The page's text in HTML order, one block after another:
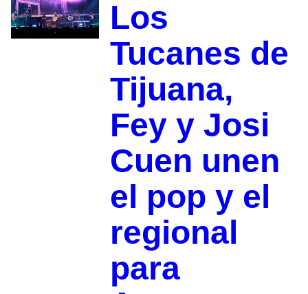
Los
Tucanes de
Tijuana,
Fey y Josi
Cuen unen
el pop y el
regional
para